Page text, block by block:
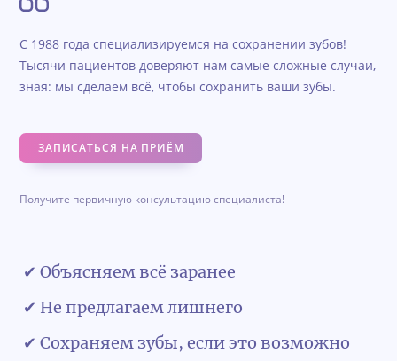
С 1988 года специализируемся на сохранении зубов!
Тысячи пациентов доверяют нам самые сложные случаи,
зная: мы сделаем всё, чтобы сохранить ваши зубы.
ЗАПИСАТЬСЯ НА ПРИЁМ
Получите первичную консультацию специалиста!
✔ Объясняем всё заранее
✔ Не предлагаем лишнего
✔ Сохраняем зубы, если это возможно